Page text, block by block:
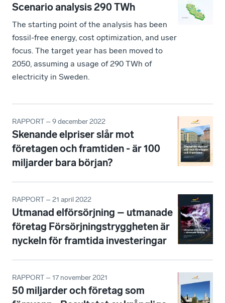
Scenario analysis 290 TWh
The starting point of the analysis has been
fossil-free energy, cost optimization, and user
focus. The target year has been moved to
2050, assuming a usage of 290 TWh of
electricity in Sweden.
RAPPORT – 9 december 2022
Skenande elpriser slår mot
företagen och framtiden - är 100
miljarder bara början?
RAPPORT – 21 april 2022
Utmanad elförsörjning – utmanade
företag Försörjningstryggheten är
nyckeln för framtida investeringar
RAPPORT – 17 november 2021
50 miljarder och företag som